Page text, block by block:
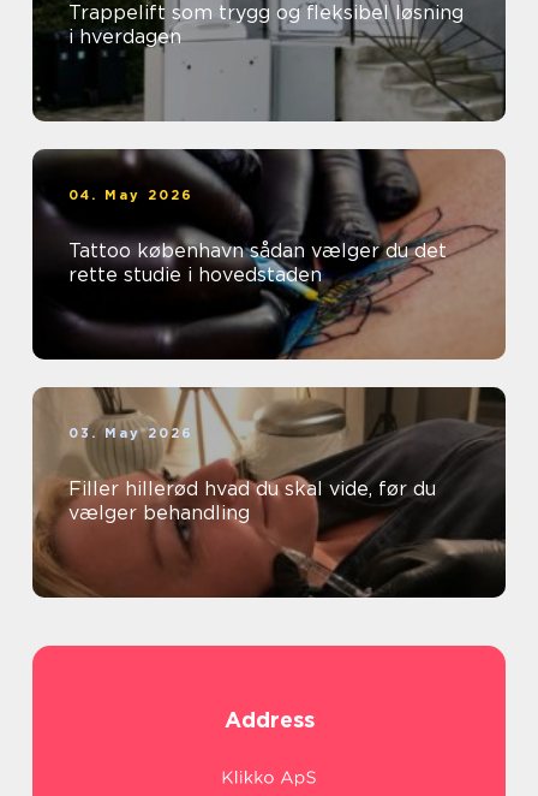
Trappelift som trygg og fleksibel løsning
i hverdagen
04. May 2026
Tattoo københavn sådan vælger du det
rette studie i hovedstaden
03. May 2026
Filler hillerød hvad du skal vide, før du
vælger behandling
Address